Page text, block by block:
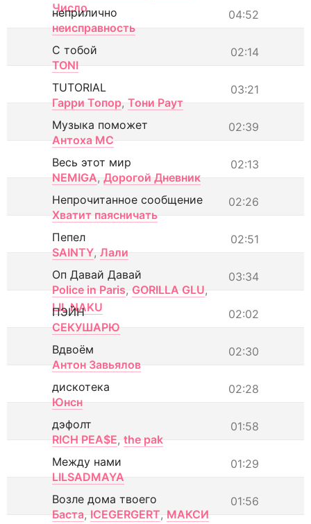
Число
04:52
неприлично
неисправность
02:14
С тобой
TONI
03:21
TUTORIAL
Гарри Топор, Тони Раут
02:39
Музыка поможет
Антоха МС
02:13
Весь этот мир
NEMIGA, Дорогой Дневник
02:26
Непрочитанное сообщение
Хватит паясничать
02:51
Пепел
SAINTY, Лали
03:34
Оп Давай Давай
Police in Paris, GORILLA GLU,
LIL NAKU
02:02
ПЭЙН
СЕКУШАРЮ
02:30
Вдвоём
Антон Завьялов
02:28
дискотека
Юнсн
01:58
дэфолт
RICH PEA$E, the pak
01:29
Между нами
LILSADMAYA
01:56
Возле дома твоего
Баста, ICEGERGERT, МАКСИ